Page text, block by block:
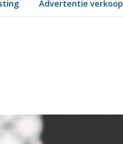
Advertentie verkoop